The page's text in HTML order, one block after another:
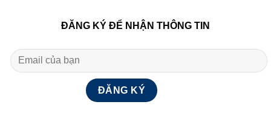
ĐĂNG KÝ ĐỂ NHẬN THÔNG TIN